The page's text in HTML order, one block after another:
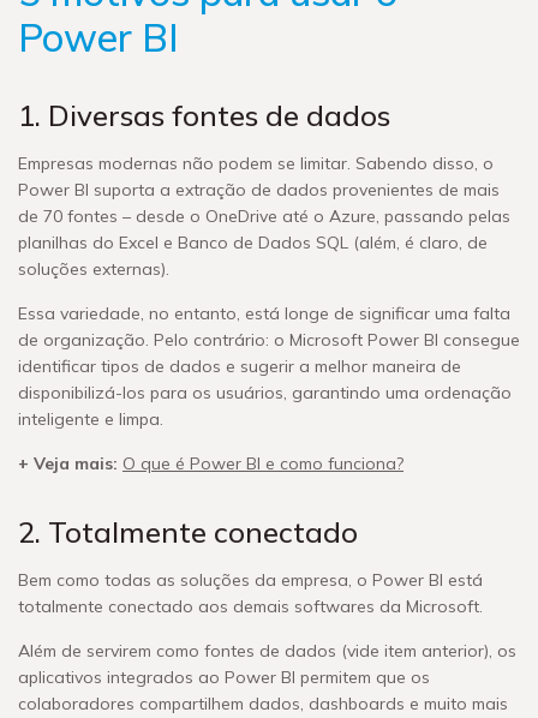
Power BI
1. Diversas fontes de dados
Empresas modernas não podem se limitar. Sabendo disso, o
Power BI suporta a extração de dados provenientes de mais
de 70 fontes – desde o OneDrive até o Azure, passando pelas
planilhas do Excel e Banco de Dados SQL (além, é claro, de
soluções externas).
Essa variedade, no entanto, está longe de significar uma falta
de organização. Pelo contrário: o Microsoft Power BI consegue
identificar tipos de dados e sugerir a melhor maneira de
disponibilizá-los para os usuários, garantindo uma ordenação
inteligente e limpa.
+ Veja mais: O que é Power BI e como funciona?
2. Totalmente conectado
Bem como todas as soluções da empresa, o Power BI está
totalmente conectado aos demais softwares da Microsoft.
Além de servirem como fontes de dados (vide item anterior), os
aplicativos integrados ao Power BI permitem que os
colaboradores compartilhem dados, dashboards e muito mais